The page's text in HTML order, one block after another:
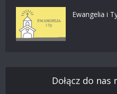
Ewangelia i
Dołącz do nas